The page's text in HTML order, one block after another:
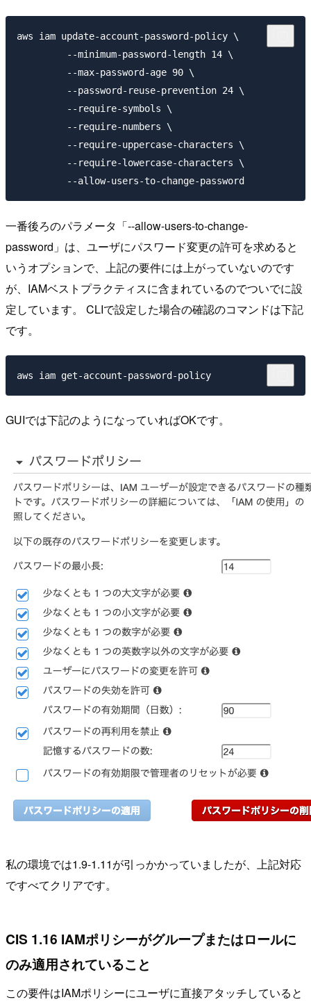
aws iam update-account-password-policy \
         --minimum-password-length 14 \
         --max-password-age 90 \
         --password-reuse-prevention 24 \
         --require-symbols \
         --require-numbers \
         --require-uppercase-characters \
         --require-lowercase-characters \
一番後ろのパラメータ「--allow-users-to-change-
password」は、ユーザにパスワード変更の許可を求めると
いうオプションで、上記の要件には上がっていないのです
が、IAMベストプラクティスに含まれているのでついでに設
定しています。 CLIで設定した場合の確認のコマンドは下記
です。
GUIでは下記のようになっていればOKです。
私の環境では1.9-1.11が引っかかっていましたが、上記対応
ですべてクリアです。
CIS 1.16 IAMポリシーがグループまたはロールに
のみ適用されていること
この要件はIAMポリシーにユーザに直接アタッチしていると